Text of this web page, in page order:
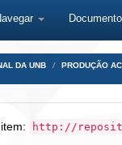
DA UNB PRODUÇÃO
http://